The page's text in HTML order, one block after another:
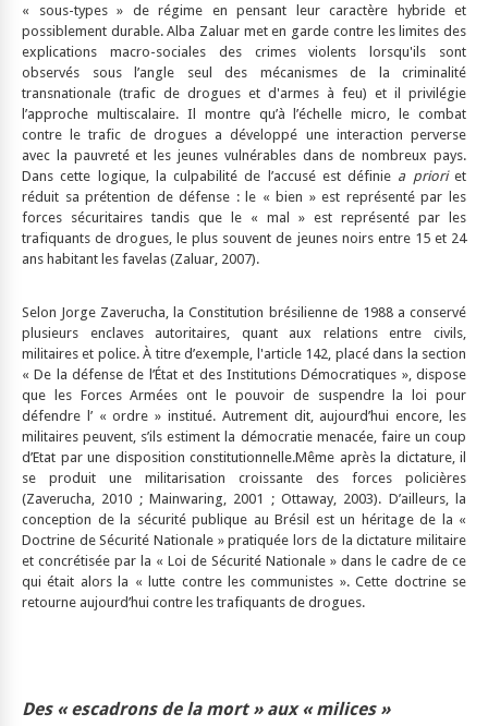
« sous-types » de régime en pensant leur caractère hybride et
possiblement durable. Alba Zaluar met en garde contre les limites des
explications macro-sociales des crimes violents lorsqu'ils sont
observés sous l’angle seul des mécanismes de la criminalité
transnationale (trafic de drogues et d'armes à feu) et il privilégie
l’approche multiscalaire. Il montre qu’à l’échelle micro, le combat
contre le trafic de drogues a développé une interaction perverse
avec la pauvreté et les jeunes vulnérables dans de nombreux pays.
Dans cette logique, la culpabilité de l’accusé est définie a prioriet
réduit sa prétention de défense : le « bien » est représenté par les
forces sécuritaires tandis que le « mal » est représenté par les
trafiquants de drogues, le plus souvent de jeunes noirs entre 15 et 24
ans habitant les favelas (Zaluar, 2007).
Selon Jorge Zaverucha, la Constitution brésilienne de 1988 a conservé
plusieurs enclaves autoritaires, quant aux relations entre civils,
militaires et police. À titre d’exemple, l'article 142, placé dans la section
« De la défense de l’État et des Institutions Démocratiques », dispose
que les Forces Armées ont le pouvoir de suspendre la loi pour
défendre l’ « ordre » institué. Autrement dit, aujourd’hui encore, les
militaires peuvent, s’ils estiment la démocratie menacée, faire un coup
d’Etat par une disposition constitutionnelle.Même après la dictature, il
se produit une militarisation croissante des forces policières
(Zaverucha, 2010 ; Mainwaring, 2001 ; Ottaway, 2003). D’ailleurs, la
conception de la sécurité publique au Brésil est un héritage de la «
Doctrine de Sécurité Nationale » pratiquée lors de la dictature militaire
et concrétisée par la « Loi de Sécurité Nationale » dans le cadre de ce
qui était alors la « lutte contre les communistes ». Cette doctrine se
retourne aujourd’hui contre les trafiquants de drogues.
Des « escadrons de la mort » aux « milices »